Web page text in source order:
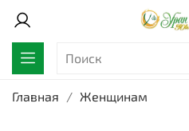
Главная Женщинам